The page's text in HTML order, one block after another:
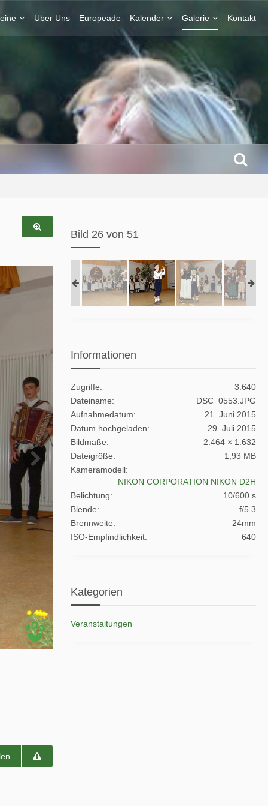
Über Uns Europeade Kalender Galerie Kontakt
Bild 26 von 51
Informationen
Zugriffe
3.640
Dateiname
DSC_0553.JPG
Aufnahmedatum
21. Juni 2015
Datum hochgeladen
29. Juli 2015
Bildmaße
2.464 × 1.632
Dateigröße
1,93 MB
Kameramodell
NIKON CORPORATION NIKON D2H
Belichtung
10/600 s
Blende
f/5.3
Brennweite
24mm
ISO-Empfindlichkeit
640
Kategorien
Veranstaltungen